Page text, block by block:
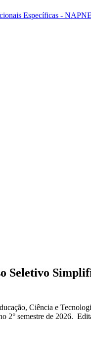
Específicas - NAPNE
Ciência e
no 2° semestre de